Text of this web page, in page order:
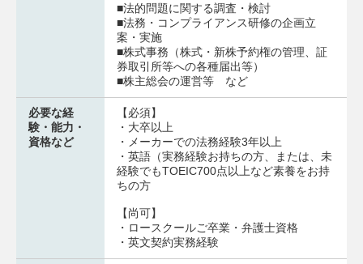
■法的問題に関する調査・検討
■法務・コンプライアンス研修の企画立
案・実施
■株式事務（株式・新株予約権の管理、証
券取引所等への各種届出等）
■株主総会の運営等 など
必要な経
験・能力・
資格など
【必須】
・大卒以上
・メーカーでの法務経験3年以上
・英語（実務経験お持ちの方、または、未
経験でもTOEIC700点以上など素養をお持
ちの方
【尚可】
・ロースクールご卒業・弁護士資格
・英文契約実務経験